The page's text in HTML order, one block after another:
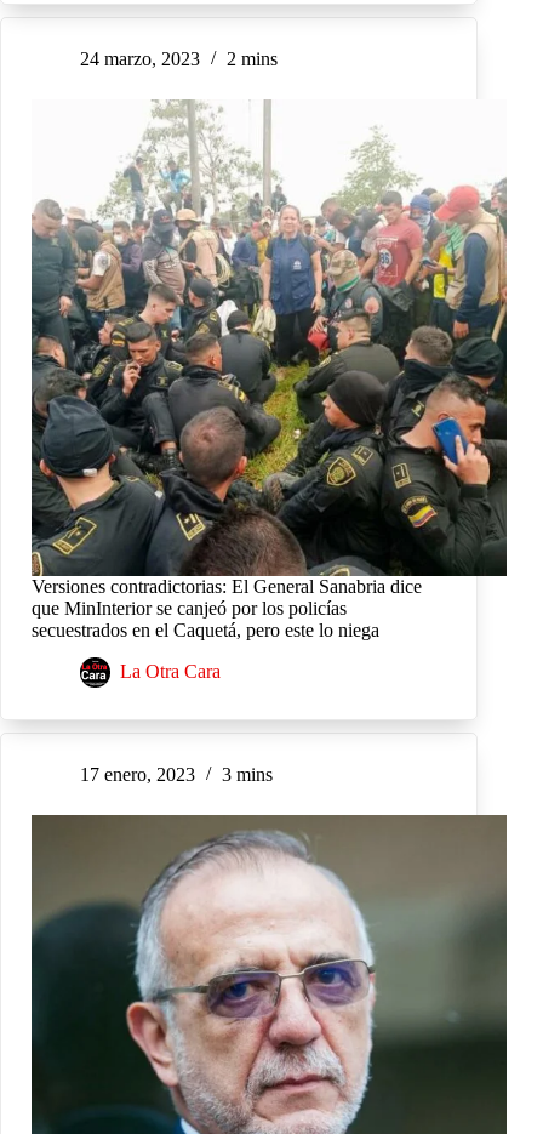
24 marzo, 2023 2 mins
Versiones contradictorias: El General Sanabria dice
que MinInterior se canjeó por los policías
secuestrados en el Caquetá, pero este lo niega
La Otra Cara
17 enero, 2023 3 mins